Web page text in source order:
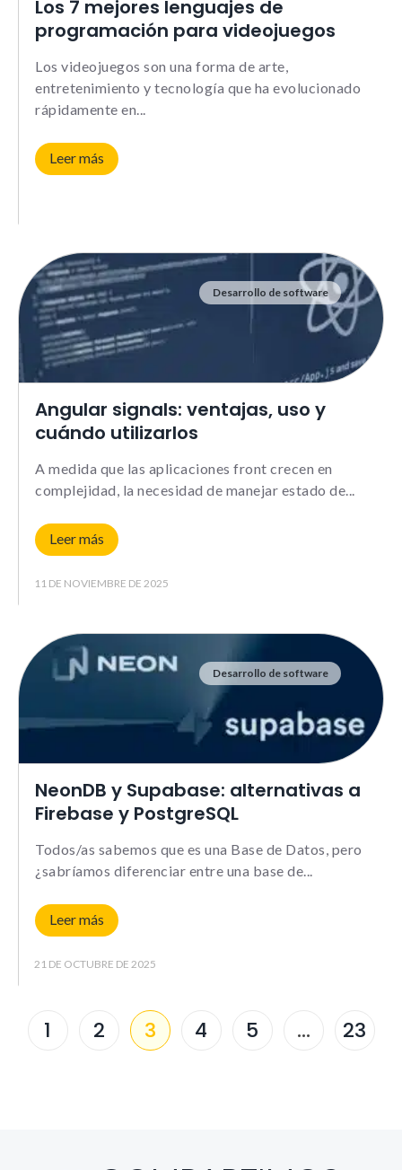
Los 7 mejores lenguajes de
programación para videojuegos
Los videojuegos son una forma de arte,
entretenimiento y tecnología que ha evolucionado
rápidamente en
Leer más
Desarrollo de software
Angular signals: ventajas, uso y
cuándo utilizarlos
A medida que las aplicaciones front crecen en
complejidad, la necesidad de manejar estado de
Leer más
11 DE NOVIEMBRE DE 2025
Desarrollo de software
NeonDB y Supabase: alternativas a
Firebase y PostgreSQL
Todos/as sabemos que es una Base de Datos, pero
¿sabríamos diferenciar entre una base de
Leer más
21 DE OCTUBRE DE 2025
1 2 3 4 5 … 23